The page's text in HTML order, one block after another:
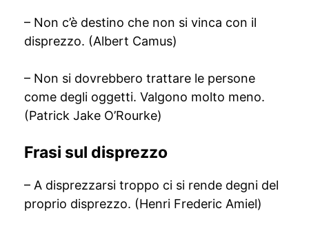
– Non c’è destino che non si vinca con il
disprezzo. (Albert Camus)
– Non si dovrebbero trattare le persone
come degli oggetti. Valgono molto meno.
(Patrick Jake O’Rourke)
Frasi sul disprezzo
– A disprezzarsi troppo ci si rende degni del
proprio disprezzo. (Henri Frederic Amiel)